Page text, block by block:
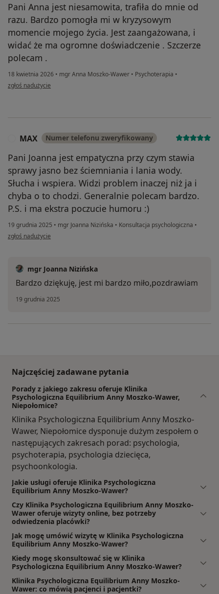
Pani Anna jest niesamowita, trafiła do mnie od
razu. Bardzo pomogła mi w kryzysowym
momencie mojego życia. Jest zaangażowana, i
widać że ma ogromne doświadczenie . Szczerze
polecam .
18 kwietnia 2026 • mgr Anna Moszko-Wawer • Psychoterapia •
w opinii użytkownika I
zgłoś nadużycie
MAX Numer telefonu zweryfikowany
Pani Joanna jest empatyczna przy czym stawia
sprawy jasno bez ściemniania i lania wody.
Słucha i wspiera. Widzi problem inaczej niż ja i
chyba o to chodzi. Generalnie polecam bardzo.
P.S. i ma ekstra poczucie humoru :)
19 grudnia 2025 • mgr Joanna Nizińska • Konsultacja psychologiczna •
w opinii użytkownika MAX
zgłoś nadużycie
mgr Joanna Nizińska
Bardzo dziękuję, jest mi bardzo miło,pozdrawiam
19 grudnia 2025
Najczęściej zadawane pytania
Porady z jakiego zakresu oferuje Klinika
Psychologiczna Equilibrium Anny Moszko-Wawer,
Niepołomice?
Klinika Psychologiczna Equilibrium Anny Moszko-
Wawer, Niepołomice dysponuje dużym zespołem o
następujących zakresach porad: psychologia,
psychoterapia, psychologia dziecięca,
psychoonkologia.
Jakie usługi oferuje Klinika Psychologiczna
Equilibrium Anny Moszko-Wawer?
Czy Klinika Psychologiczna Equilibrium Anny Moszko-
Wawer oferuje wizyty online, bez potrzeby
odwiedzenia placówki?
Jak mogę umówić wizytę w Klinika Psychologiczna
Equilibrium Anny Moszko-Wawer?
Kiedy mogę skonsultować się w Klinika
Psychologiczna Equilibrium Anny Moszko-Wawer?
Klinika Psychologiczna Equilibrium Anny Moszko-
Wawer: co mówią pacjenci i pacjentki?